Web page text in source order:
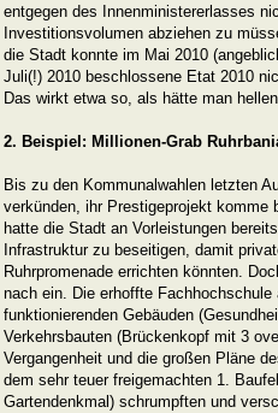
entgegen des Innenministererlasses
Investitionsvolumen abziehen zu
die Stadt konnte im Mai 2010
Juli(!) 2010 beschlossene Etat 2010
Das wirkt etwa so, als hätte man
2. Beispiel: Millionen-Grab
Bis zu den Kommunalwahlen letzten
verkünden, ihr Prestigeprojekt komme
hatte die Stadt an Vorleistungen
Infrastruktur zu beseitigen, damit
Ruhrpromenade errichten könnten.
nach ein. Die erhoffte
funktionierenden Gebäuden
Verkehrsbauten (Brückenkopf mit 3
Vergangenheit und die großen Pläne
dem sehr teuer freigemachten 1.
Gartendenkmal) schrumpften und